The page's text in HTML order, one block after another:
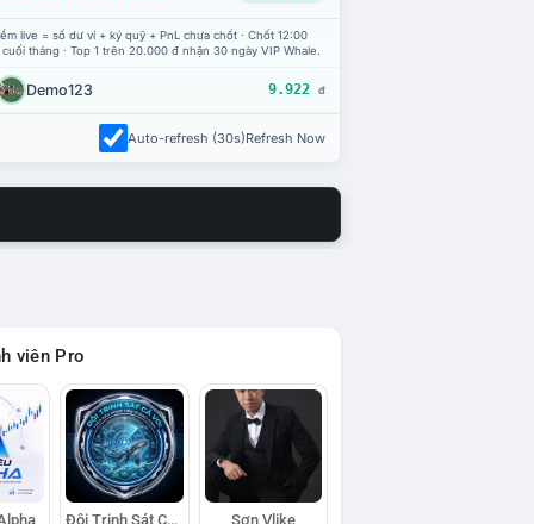
live = số dư ví + ký quỹ + PnL chưa chốt · Chốt 12:00
tháng · Top 1 trên 20.000 đ nhận 30 ngày VIP Whale.
Demo123 9.922 đ
Auto-refresh (30s)Refresh Now
viên Pro
Đội Trinh Sát Cá Voi Sơn Vlike